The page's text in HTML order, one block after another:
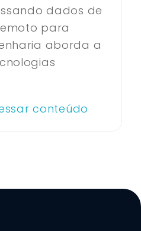
dados de
para
aborda a
conteúdo